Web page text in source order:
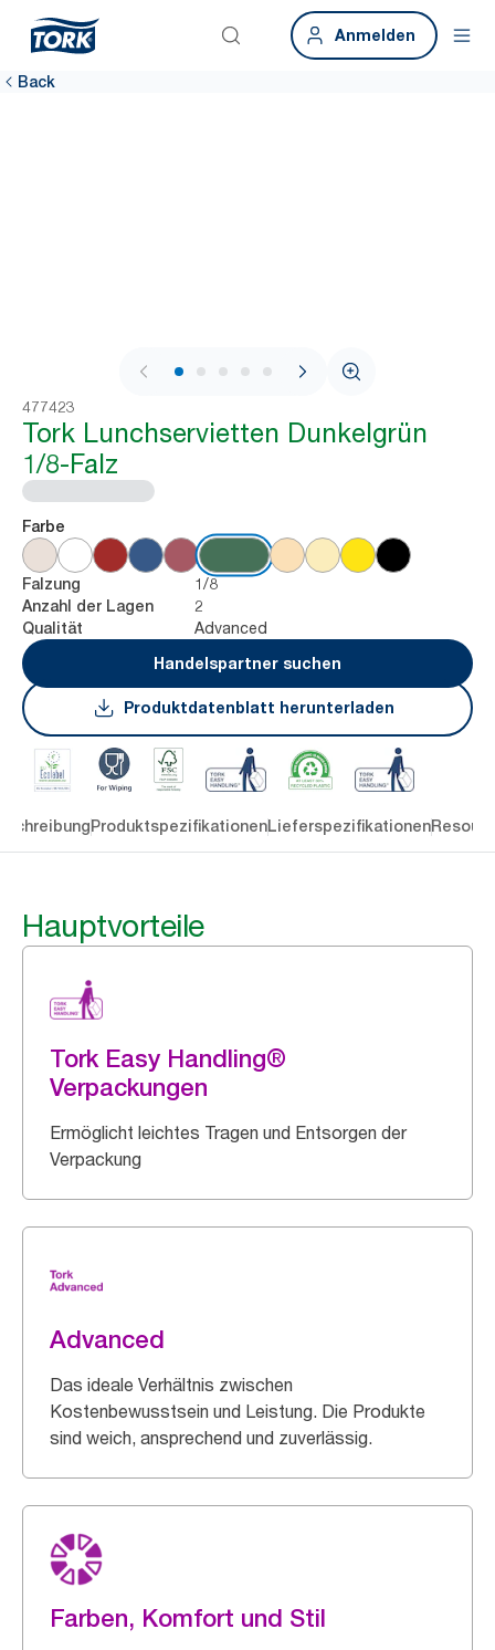
Anmelden
Back
1 / 7
477423
Tork Lunchservietten Dunkelgrün
1/8-Falz
Farbe
Falzung 1/8
Anzahl der Lagen 2
Qualität
Advanced
Handelspartner suchen
Produktdatenblatt herunterladen
ProduktspezifikationenLieferspezifikationen
Hauptvorteile
Tork Easy Handling®
Verpackungen
Ermöglicht leichtes Tragen und Entsorgen der
Verpackung
Advanced
Das ideale Verhältnis zwischen
Kostenbewusstsein und Leistung. Die Produkte
sind weich, ansprechend und zuverlässig.
Farben, Komfort und Stil